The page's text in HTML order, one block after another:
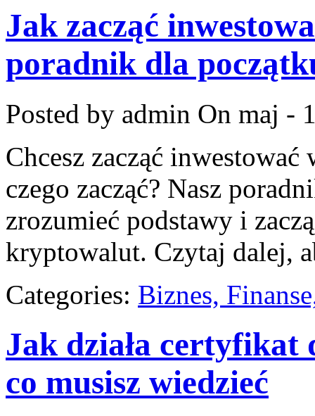
Jak zacząć
poradnik dla
Posted by admin On maj -
Chcesz zacząć
czego zacząć? Nasz
zrozumieć podstawy i
kryptowalut. Czytaj dalej,
Categories: Biznes,
Jak działa certyfikat
co musisz wiedzieć